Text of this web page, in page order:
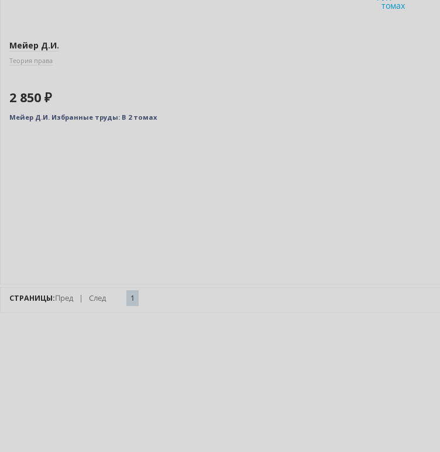
Мейер Д.И.
Теория права
2 850 ₽
Мейер Д.И. Избранные труды: В 2 томах
СТРАНИЦЫ:Пред | След 1